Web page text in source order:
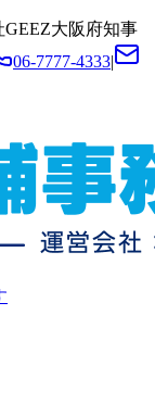
GEEZ大阪府知事
06-7777-4333|